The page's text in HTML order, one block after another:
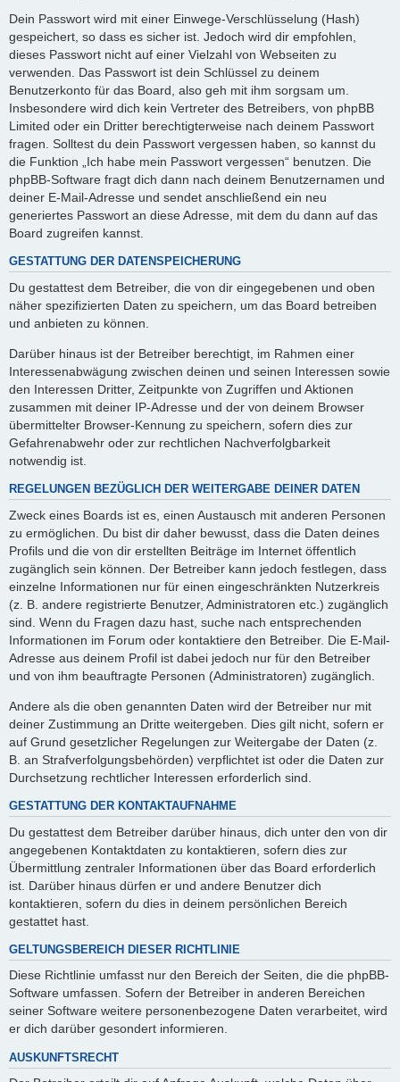
Dein Passwort wird mit einer Einwege-Verschlüsselung (Hash)
gespeichert, so dass es sicher ist. Jedoch wird dir empfohlen,
dieses Passwort nicht auf einer Vielzahl von Webseiten zu
verwenden. Das Passwort ist dein Schlüssel zu deinem
Benutzerkonto für das Board, also geh mit ihm sorgsam um.
Insbesondere wird dich kein Vertreter des Betreibers, von phpBB
Limited oder ein Dritter berechtigterweise nach deinem Passwort
fragen. Solltest du dein Passwort vergessen haben, so kannst du
die Funktion „Ich habe mein Passwort vergessen“ benutzen. Die
phpBB-Software fragt dich dann nach deinem Benutzernamen und
deiner E-Mail-Adresse und sendet anschließend ein neu
generiertes Passwort an diese Adresse, mit dem du dann auf das
Board zugreifen kannst.
GESTATTUNG DER DATENSPEICHERUNG
Du gestattest dem Betreiber, die von dir eingegebenen und oben
näher spezifizierten Daten zu speichern, um das Board betreiben
und anbieten zu können.
Darüber hinaus ist der Betreiber berechtigt, im Rahmen einer
Interessenabwägung zwischen deinen und seinen Interessen sowie
den Interessen Dritter, Zeitpunkte von Zugriffen und Aktionen
zusammen mit deiner IP-Adresse und der von deinem Browser
übermittelter Browser-Kennung zu speichern, sofern dies zur
Gefahrenabwehr oder zur rechtlichen Nachverfolgbarkeit
notwendig ist.
REGELUNGEN BEZÜGLICH DER WEITERGABE DEINER DATEN
Zweck eines Boards ist es, einen Austausch mit anderen Personen
zu ermöglichen. Du bist dir daher bewusst, dass die Daten deines
Profils und die von dir erstellten Beiträge im Internet öffentlich
zugänglich sein können. Der Betreiber kann jedoch festlegen, dass
einzelne Informationen nur für einen eingeschränkten Nutzerkreis
(z. B. andere registrierte Benutzer, Administratoren etc.) zugänglich
sind. Wenn du Fragen dazu hast, suche nach entsprechenden
Informationen im Forum oder kontaktiere den Betreiber. Die E-Mail-
Adresse aus deinem Profil ist dabei jedoch nur für den Betreiber
und von ihm beauftragte Personen (Administratoren) zugänglich.
Andere als die oben genannten Daten wird der Betreiber nur mit
deiner Zustimmung an Dritte weitergeben. Dies gilt nicht, sofern er
auf Grund gesetzlicher Regelungen zur Weitergabe der Daten (z.
B. an Strafverfolgungsbehörden) verpflichtet ist oder die Daten zur
Durchsetzung rechtlicher Interessen erforderlich sind.
GESTATTUNG DER KONTAKTAUFNAHME
Du gestattest dem Betreiber darüber hinaus, dich unter den von dir
angegebenen Kontaktdaten zu kontaktieren, sofern dies zur
Übermittlung zentraler Informationen über das Board erforderlich
ist. Darüber hinaus dürfen er und andere Benutzer dich
kontaktieren, sofern du dies in deinem persönlichen Bereich
gestattet hast.
GELTUNGSBEREICH DIESER RICHTLINIE
Diese Richtlinie umfasst nur den Bereich der Seiten, die die phpBB-
Software umfassen. Sofern der Betreiber in anderen Bereichen
seiner Software weitere personenbezogene Daten verarbeitet, wird
er dich darüber gesondert informieren.
AUSKUNFTSRECHT